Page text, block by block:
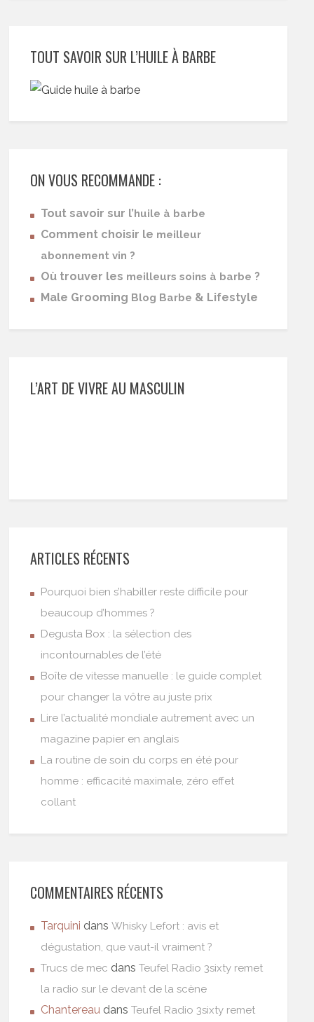
TOUT SAVOIR SUR L’HUILE À BARBE
ON VOUS RECOMMANDE :
Tout savoir sur l’huile à barbe
Comment choisir le meilleur
abonnement vin ?
Où trouver les meilleurs soins à barbe ?
Male Grooming Blog Barbe & Lifestyle
L’ART DE VIVRE AU MASCULIN
ARTICLES RÉCENTS
Pourquoi bien s’habiller reste difficile pour
beaucoup d’hommes ?
Degusta Box : la sélection des
incontournables de l’été
Boîte de vitesse manuelle : le guide complet
pour changer la vôtre au juste prix
Lire l’actualité mondiale autrement avec un
magazine papier en anglais
La routine de soin du corps en été pour
homme : efficacité maximale, zéro effet
collant
COMMENTAIRES RÉCENTS
Tarquini dansWhisky Lefort : avis et
dégustation, que vaut-il vraiment ?
Trucs de mec dansTeufel Radio 3sixty remet
la radio sur le devant de la scène
Chantereau dansTeufel Radio 3sixty remet